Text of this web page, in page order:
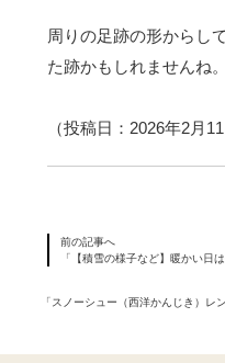
周りの足跡の形からし
た跡かもしれませんね。
（投稿日：2026年2月11
前の記事へ
「【積雪の様子など】暖かい日
「スノーシュー（西洋かんじき）レ